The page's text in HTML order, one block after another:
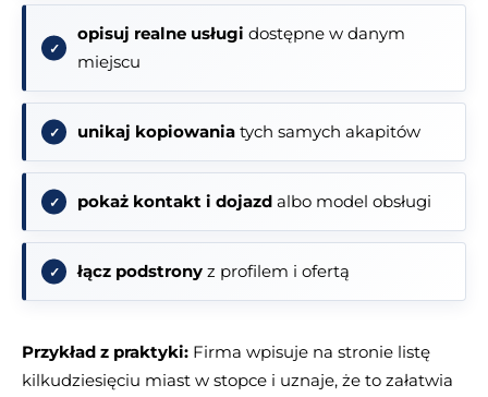
opisuj realne usługi dostępne w danym
miejscu
unikaj kopiowania tych samych akapitów
pokaż kontakt i dojazd albo model obsługi
łącz podstrony z profilem i ofertą
Przykład z praktyki: Firma wpisuje na stronie listę
kilkudziesięciu miast w stopce i uznaje, że to załatwia